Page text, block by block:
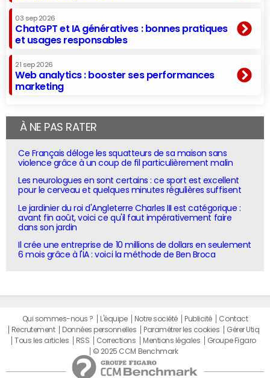
03 sep 2026
ChatGPT et IA génératives : bonnes pratiques
et usages responsables
21 sep 2026
Web analytics : booster ses performances
marketing
À NE PAS RATER
Ce Français déloge les squatteurs de sa maison sans
violence grâce à un coup de fil particulièrement malin
Les neurologues en sont certains : ce sport est excellent
pour le cerveau et quelques minutes régulières suffisent
Le jardinier du roi d'Angleterre Charles III est catégorique :
avant fin août, voici ce qu'il faut impérativement faire
dans son jardin
Il crée une entreprise de 10 millions de dollars en seulement
6 mois grâce à l'IA : voici la méthode de Ben Broca
Qui sommes-nous ? L'équipe Notre société Publicité
Contact
Recrutement
Données personnelles Paramétrer les cookies
Gérer Utiq
Tous les articles
RSS Corrections Mentions légales
Groupe Figaro
© 2025 CCM Benchmark